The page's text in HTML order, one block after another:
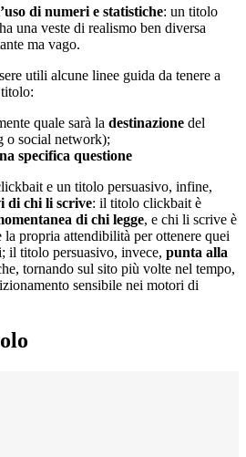
di numeri e statistiche: un titolo
una veste di realismo ben diversa
ma vago.
utili alcune linee guida da tenere a
quale sarà la destinazione del
o social network);
specifica questione
e un titolo persuasivo, infine,
di chi li scrive: il titolo clickbaitè
di chi legge, e chi li scrive è
la propria attendibilità per ottenere quei
il titolo persuasivo, invece, punta alla
tornando sul sito più volte nel tempo,
sensibile nei motori di